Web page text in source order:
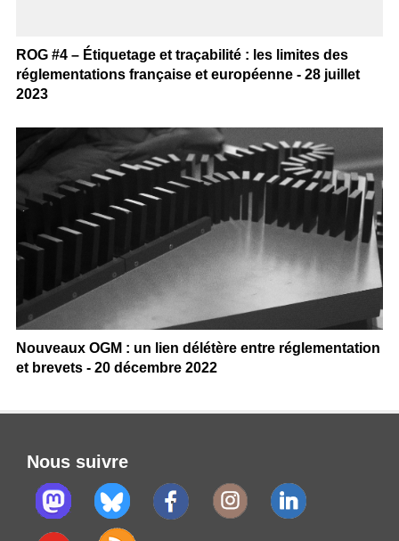
ROG #4 – Étiquetage et traçabilité : les limites des
réglementations française et européenne - 28 juillet
2023
Nouveaux OGM : un lien délétère entre réglementation
et brevets - 20 décembre 2022
Nous suivre